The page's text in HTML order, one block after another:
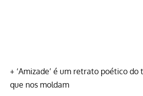
+ ‘Amizade’ é um retrato poético do
que nos moldam